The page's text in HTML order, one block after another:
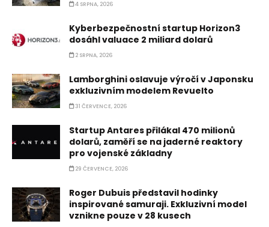
4 SRPNA, 2026
Kyberbezpečnostní startup Horizon3
dosáhl valuace 2 miliard dolarů
2 SRPNA, 2026
Lamborghini oslavuje výročí v Japonsku
exkluzivním modelem Revuelto
31 ČERVENCE, 2026
Startup Antares přilákal 470 milionů
dolarů, zaměří se na jaderné reaktory
pro vojenské základny
29 ČERVENCE, 2026
Roger Dubuis představil hodinky
inspirované samuraji. Exkluzivní model
vznikne pouze v 28 kusech